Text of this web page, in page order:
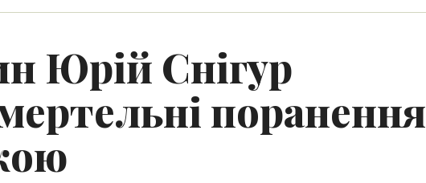
Юрій Снігур
поранення